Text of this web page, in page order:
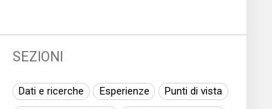
SEZIONI
Dati e ricerche Esperienze
Punti di vista